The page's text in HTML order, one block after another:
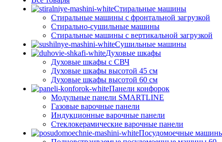
Стиральные машины
Стиральные машины с фронтальной загрузкой
Стирально-сушильные машины
Стиральные машины с вертикальной загрузкой
Сушильные машины
Духовые шкафы
Духовые шкафы с СВЧ
Духовые шкафы высотой 45 см
Духовые шкафы высотой 60 см
Панели конфорок
Модульные панели SMARTLINE
Газовые варочные панели
Индукционные варочные панели
Стеклокерамические варочные панели
Посудомоечные